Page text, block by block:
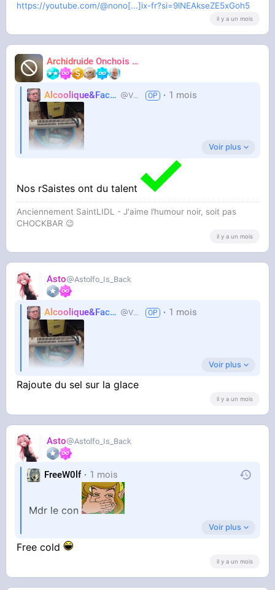
https://youtube.com/@nono[...]ix-fr?si=9lNEAkseZE5xGoh5
il y a un mois
Archidruide Onchois
🍀️🌩️🐻️
Alcoolique&Facho Vaillant 1 mois
Titre les keys
Voir plus
Nos rSaistes ont du talent
Anciennement SaintLIDL - J'aime l’humour noir, soit pas
CHOCKBAR 😉️
il y a un mois
Asto Astolfo_Is_Back
Alcoolique&Facho Vaillant 1 mois
Titre les keys
Voir plus
Rajoute du sel sur la glace
il y a un mois
Asto Astolfo_Is_Back
FreeW0lf 1 mois
Mdr le con
Alors qu'il suffit de laisser son congelo ouvert
Voir plus
Free cold
il y a un mois